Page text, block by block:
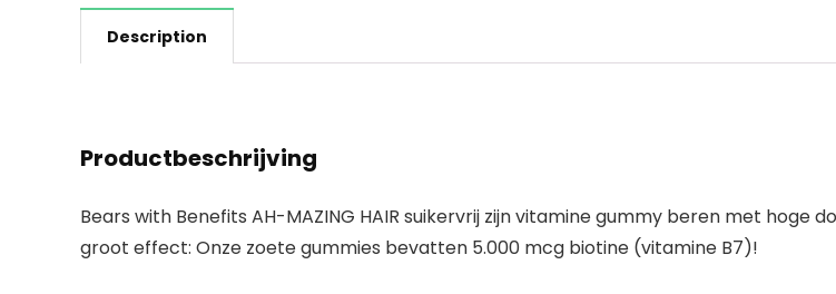
Description
Productbeschrijving
Bears with Benefits AH-MAZING HAIR suikervrij zijn vitamine gummy beren met hoge
groot effect: Onze zoete gummies bevatten 5.000 mcg biotine (vitamine B7)!